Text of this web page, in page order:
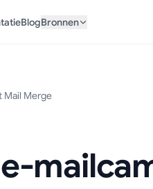
BlogBronnen
Mail Merge